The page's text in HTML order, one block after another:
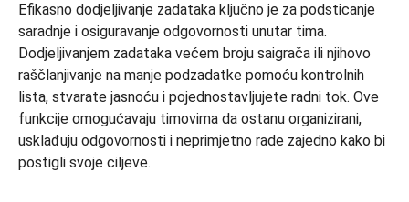
Efikasno dodjeljivanje zadataka ključno je za podsticanje
saradnje i osiguravanje odgovornosti unutar tima.
Dodjeljivanjem zadataka većem broju saigrača ili njihovo
raščlanjivanje na manje podzadatke pomoću kontrolnih
lista, stvarate jasnoću i pojednostavljujete radni tok. Ove
funkcije omogućavaju timovima da ostanu organizirani,
usklađuju odgovornosti i neprimjetno rade zajedno kako bi
postigli svoje ciljeve.